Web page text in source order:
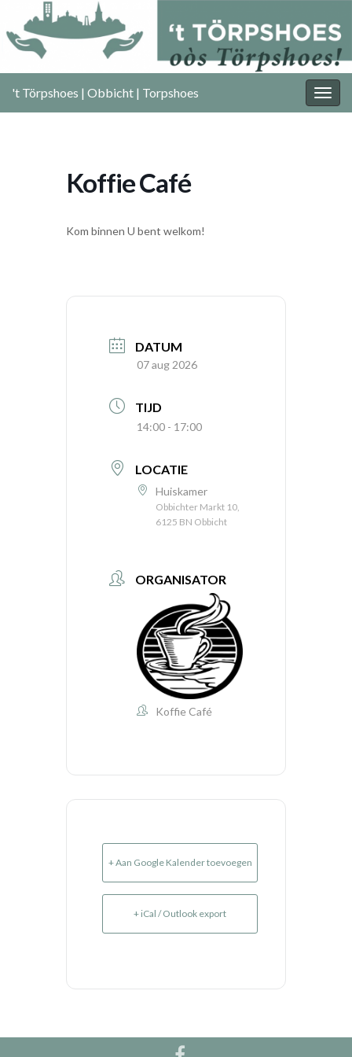
't Törpshoes | Obbicht | Torpshoes
Koffie Café
Kom binnen U bent welkom!
DATUM
07 aug 2026
TIJD
14:00 - 17:00
LOCATIE
Huiskamer
Obbichter Markt 10,
6125 BN Obbicht
ORGANISATOR
Koffie Café
+ Aan Google Kalender toevoegen
+ iCal / Outlook export